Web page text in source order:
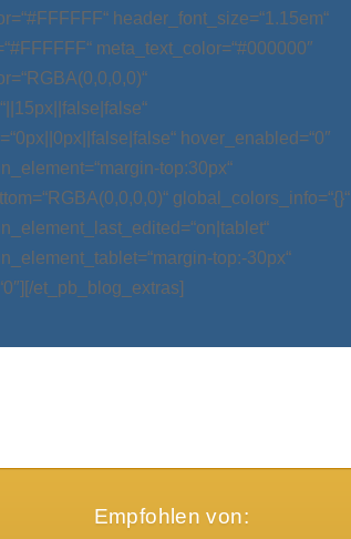
header_font_size=“1.15em“
meta_text_color=“#000000″
hover_enabled=“0″
top:30px“
global_colors_info=“{}“
top:-30px“
et_pb_blog_extras]
Empfohlen von: